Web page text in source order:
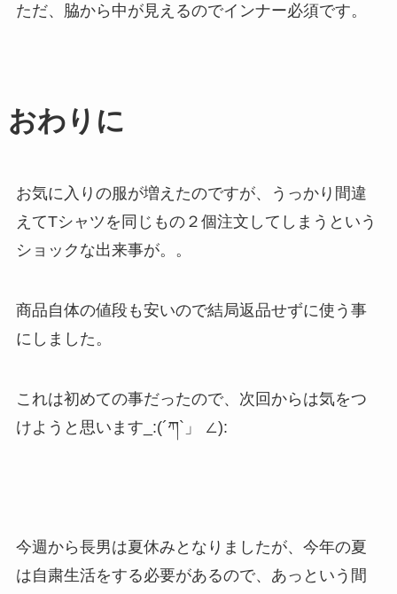
ただ、脇から中が見えるのでインナー必須です。
おわりに
お気に入りの服が増えたのですが、うっかり間違
えてTシャツを同じもの２個注文してしまうという
ショックな出来事が。。
商品自体の値段も安いので結局返品せずに使う事
にしました。
これは初めての事だったので、次回からは気をつ
けようと思います_:(´ཀ`」 ∠):
今週から長男は夏休みとなりましたが、今年の夏
は自粛生活をする必要があるので、あっという間